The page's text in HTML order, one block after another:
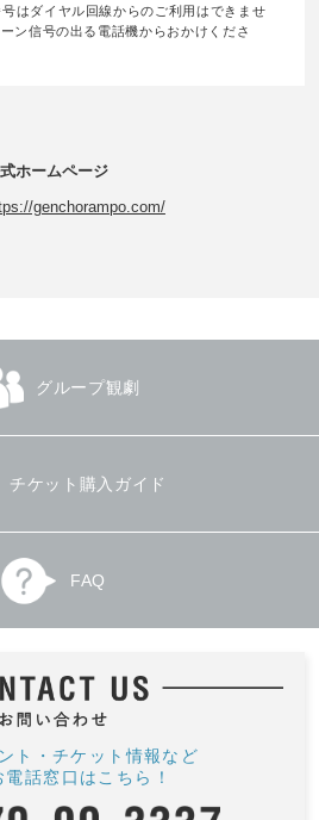
はダイヤル回線からのご利用はできませ
ン信号の出る電話機からおかけくださ
ホームページ
genchorampo.com/
グループ観劇
チケット購入ガイド
FAQ
ト・チケット情報など
電話窓口はこちら！